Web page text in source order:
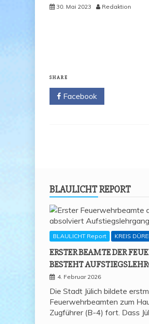
30. Mai 2023 Redaktion
SHARE
Facebook
BLAU­LICHT REPORT
BLAULICHT Report KREIS
ERS­TER BEAM­TE DER
BESTEHT
4. Februar 2026
Die Stadt Jülich bildete
Feuerwehrbeamten zum
Zugführer (B-4) fort. Dass